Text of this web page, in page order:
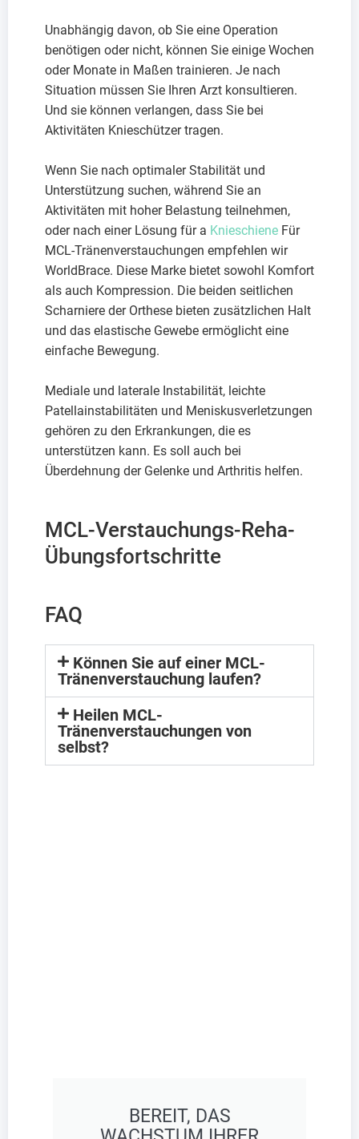
Unabhängig davon, ob Sie eine Operation
benötigen oder nicht, können Sie einige Wochen
oder Monate in Maßen trainieren. Je nach
Situation müssen Sie Ihren Arzt konsultieren.
Und sie können verlangen, dass Sie bei
Aktivitäten Knieschützer tragen.
Wenn Sie nach optimaler Stabilität und
Unterstützung suchen, während Sie an
Aktivitäten mit hoher Belastung teilnehmen,
oder nach einer Lösung für a Knieschiene Für
MCL-Tränenverstauchungen empfehlen wir
WorldBrace. Diese Marke bietet sowohl Komfort
als auch Kompression. Die beiden seitlichen
Scharniere der Orthese bieten zusätzlichen Halt
und das elastische Gewebe ermöglicht eine
einfache Bewegung.
Mediale und laterale Instabilität, leichte
Patellainstabilitäten und Meniskusverletzungen
gehören zu den Erkrankungen, die es
unterstützen kann. Es soll auch bei
Überdehnung der Gelenke und Arthritis helfen.
MCL-Verstauchungs-Reha-
Übungsfortschritte
FAQ
Können Sie auf einer MCL-
Tränenverstauchung laufen?
Heilen MCL-
Tränenverstauchungen von
selbst?
BEREIT, DAS